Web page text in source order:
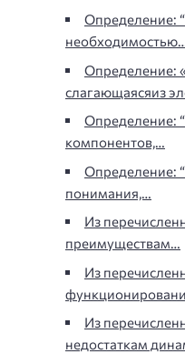
Определение:
Определение:
слагающаясяиз
Определение:
компонентов,…
Определение:
понимания,…
Из
преимуществам…
Из
Из
недостаткам